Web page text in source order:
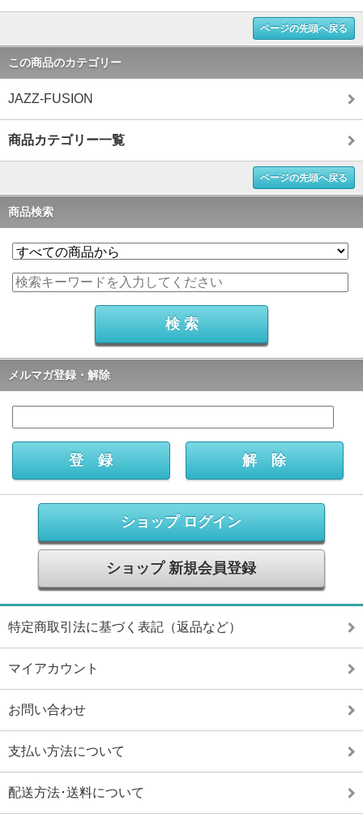
ページの先頭へ戻る
この商品のカテゴリー
JAZZ-FUSION
商品カテゴリー一覧
ページの先頭へ戻る
商品検索
メルマガ登録・解除
ショップ ログイン
ショップ 新規会員登録
特定商取引法に基づく表記（返品など）
マイアカウント
お問い合わせ
支払い方法について
配送方法･送料について